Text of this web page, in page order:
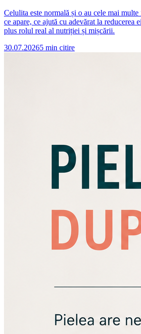
Celulita este normală și o au cele mai
ce apare, ce ajută cu adevărat la reducerea
plus rolul real al nutriției și mișcării.
30.07.20265 min citire